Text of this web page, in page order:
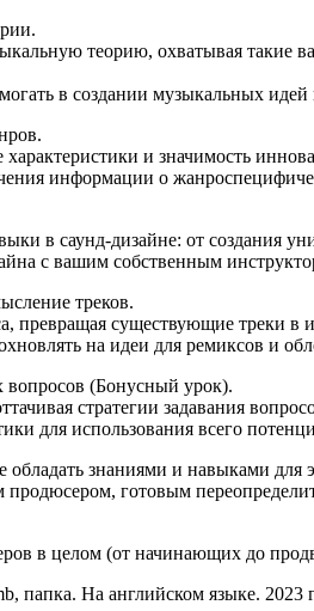
теорию, охватывая такие
в создании музыкальных идей
и значимость
информации о
в саунд-дизайне: от создания
с вашим собственным
треков.
превращая существующие треки в
на идеи для ремиксов и
вопросов (Бонусный урок).
стратегии задавания
для использования всего
обладать знаниями и навыками
готовым
в целом (от начинающих до
папка. На английском языке. 2023